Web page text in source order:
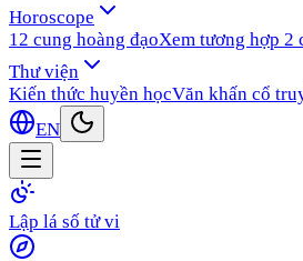
Horoscope
12 cung hoàng đạoXem tương hợp 2
Thư viện
Kiến thức huyền họcVăn khấn cổ
EN
Lập lá số tử vi